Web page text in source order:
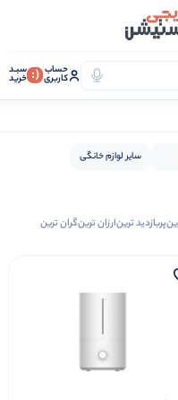
حساب
کاربری (: سبـد
خرید
سایر لوازم خانگی
پربازدید ترینارزان ترینگران ترین